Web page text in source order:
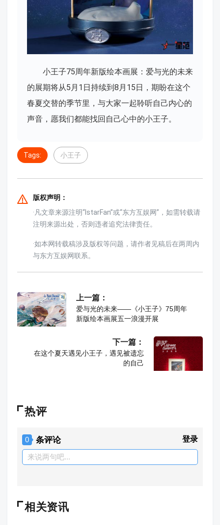
小王子75周年新版绘本画展：爱与光的未来
的展期将从5月1日持续到8月15日，期盼在这个
春夏交替的季节里，与大家一起聆听自己内心的
声音，愿我们都能找回自己心中的小王子。
Tags: 小王子
版权声明：
·凡文章来源注明“IstarFan”或“东方互娱网”，如需转载请
注明来源出处，否则违者追究法律责任。
·如本网转载稿涉及版权等问题，请作者见稿后在两周内
与东方互娱网联系。
上一篇：
爱与光的未来——《小王子》75周年
新版绘本画展五一浪漫开展
下一篇：
在这个夏天遇见小王子，遇见被遗忘
的自己
热评
0 条评论 登录
来说两句吧...
相关资讯